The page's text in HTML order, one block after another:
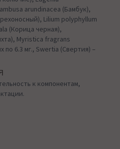
arundinacea (Бамбук),
Lilium polyphyllum
(Корица черная),
Myristica fragrans
по 6.3 мг., Swertia (Свертия) –
к компонентам,